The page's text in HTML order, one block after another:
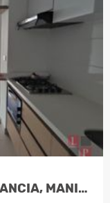
VENTA APARTAMENTO LA FRANCIA, MANIZ…